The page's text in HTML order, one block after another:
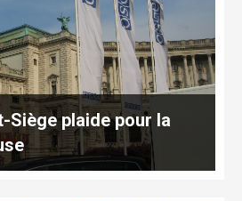
Siège plaide pour la